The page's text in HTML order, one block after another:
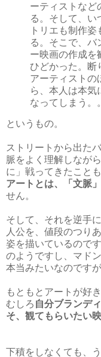
ーティストなど
る。そして、い
トリエも制作
る。そこで、バ
ー映画の作成を
ひどかった。断
アーティストの
ら、本人は本気
なってしまう。
というもの。
ストリートから出た
脈をよく理解しなが
に」戦ってきたこと
アートとは、「文脈
せん。
そして、それを逆手
人公を、値段のつり
姿を描いているので
のようですし、マド
本当みたいなのですが
もともとアートが好
むしろ 自分ブランデ
そ、観てもらいたい映
下積をしなくても、